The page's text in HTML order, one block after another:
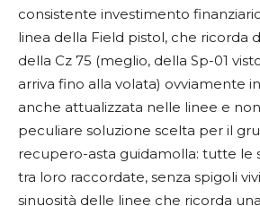
consistente investimento
linea della Field pistol, che ricorda
della Cz 75 (meglio, della Sp-01
arriva fino alla volata) ovviamente
anche attualizzata nelle linee e
peculiare soluzione scelta per il
recupero-asta guidamolla: tutte le
tra loro raccordate, senza spigoli
sinuosità delle linee che ricorda